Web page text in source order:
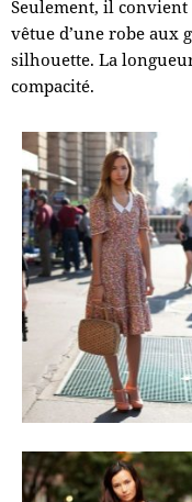
Seulement, il
vêtue d’une robe aux
silhouette. La
compacité.